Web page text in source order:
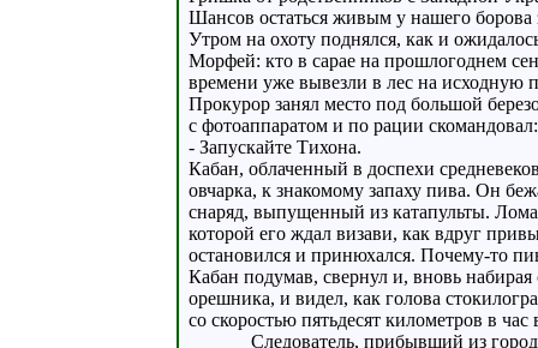
Шансов остаться живым у нашего борова
Утром на охоту поднялся, как и
Морфей: кто в сарае на прошлогоднем
времени уже вывезли в лес на исходную
Прокурор занял место под большой
с фотоаппаратом и по рации скомандовал:
- Запускайте Тихона.
Кабан, облаченный в доспехи
овчарка, к знакомому запаху пива. Он
снаряд, выпущенный из катапульты.
которой его ждал визави, как вдруг
остановился и принюхался. Почему-то
Кабан подумав, свернул и, вновь
орешника, и видел, как голова
со скоростью пятьдесят километров в
Следователь, прибывший из